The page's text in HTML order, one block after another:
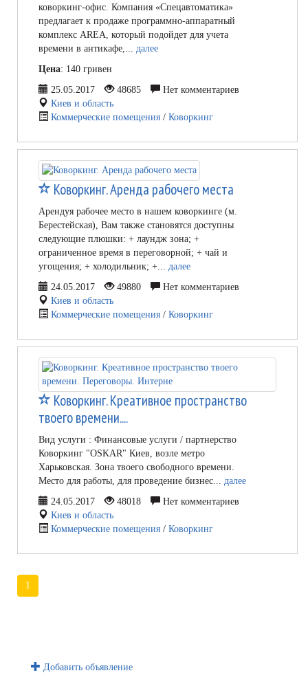
коворкинг-офис. Компания «Спецавтоматика»
предлагает к продаже программно-аппаратный
комплекс AREA, который подойдет для учета
времени в антикафе,... далее
Цена: 140 гривен
25.05.2017
48685
Нет комментариев
Киев и область
Коммерческие помещения / Коворкинг
Коворкинг. Аренда рабочего места
Арендуя рабочее место в нашем коворкинге (м.
Берестейская), Вам также становятся доступны
следующие плюшки: + лаундж зона; +
ограниченное время в переговорной; + чай и
угощения; + холодильник; +... далее
24.05.2017
49880
Нет комментариев
Киев и область
Коммерческие помещения / Коворкинг
Коворкинг. Креативное пространство
твоего времени....
Вид услуги : Финансовые услуги / партнерство
Коворкинг "OSKAR" Киев, возле метро
Харьковская. Зона твоего свободного времени.
Место для работы, для проведение бизнес... далее
24.05.2017
48018
Нет комментариев
Киев и область
Коммерческие помещения / Коворкинг
1
Добавить объявление